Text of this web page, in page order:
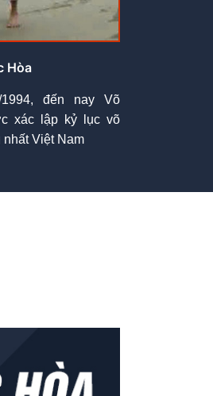
Hòa
đến nay Võ
xác lập kỷ lục võ
Việt Nam